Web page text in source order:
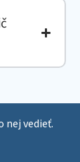
nej vedieť.